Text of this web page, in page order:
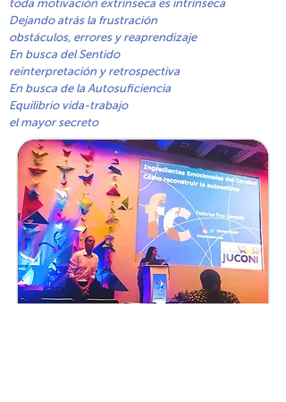
toda motivación extrínseca es intrínseca
Dejando atrás la frustración
obstáculos, errores y reaprendizaje
En busca del Sentido
reinterpretación y retrospectiva
En busca de la Autosuficiencia
Equilibrio vida-trabajo
el mayor secreto